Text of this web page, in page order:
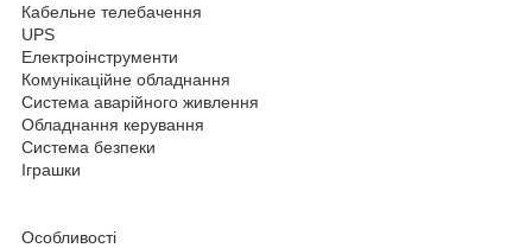
Кабельне телебачення
UPS
Електроінструменти
Комунікаційне обладнання
Система аварійного живлення
Обладнання керування
Система безпеки
Іграшки
Особливості